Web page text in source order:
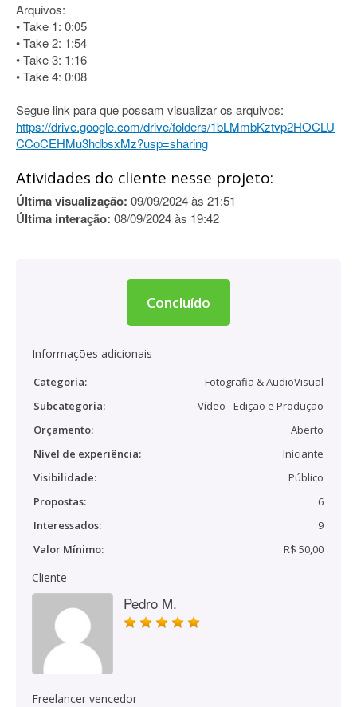
Arquivos:
• Take 1: 0:05
• Take 2: 1:54
• Take 3: 1:16
• Take 4: 0:08
Segue link para que possam visualizar os arquivos:
https://drive.google.com/drive/folders/1bLMmbKztvp2HOCLU
CCoCEHMu3hdbsxMz?usp=sharing
Atividades do cliente nesse projeto:
Última visualização: 09/09/2024 às 21:51
Última interação: 08/09/2024 às 19:42
Concluído
Informações adicionais
Categoria:
Fotografia & AudioVisual
Subcategoria:
Vídeo - Edição e Produção
Orçamento:
Aberto
Nível de experiência:
Iniciante
Visibilidade:
Público
Propostas:
6
Interessados:
9
Valor Mínimo:
R$ 50,00
Cliente
Pedro M.
Freelancer vencedor